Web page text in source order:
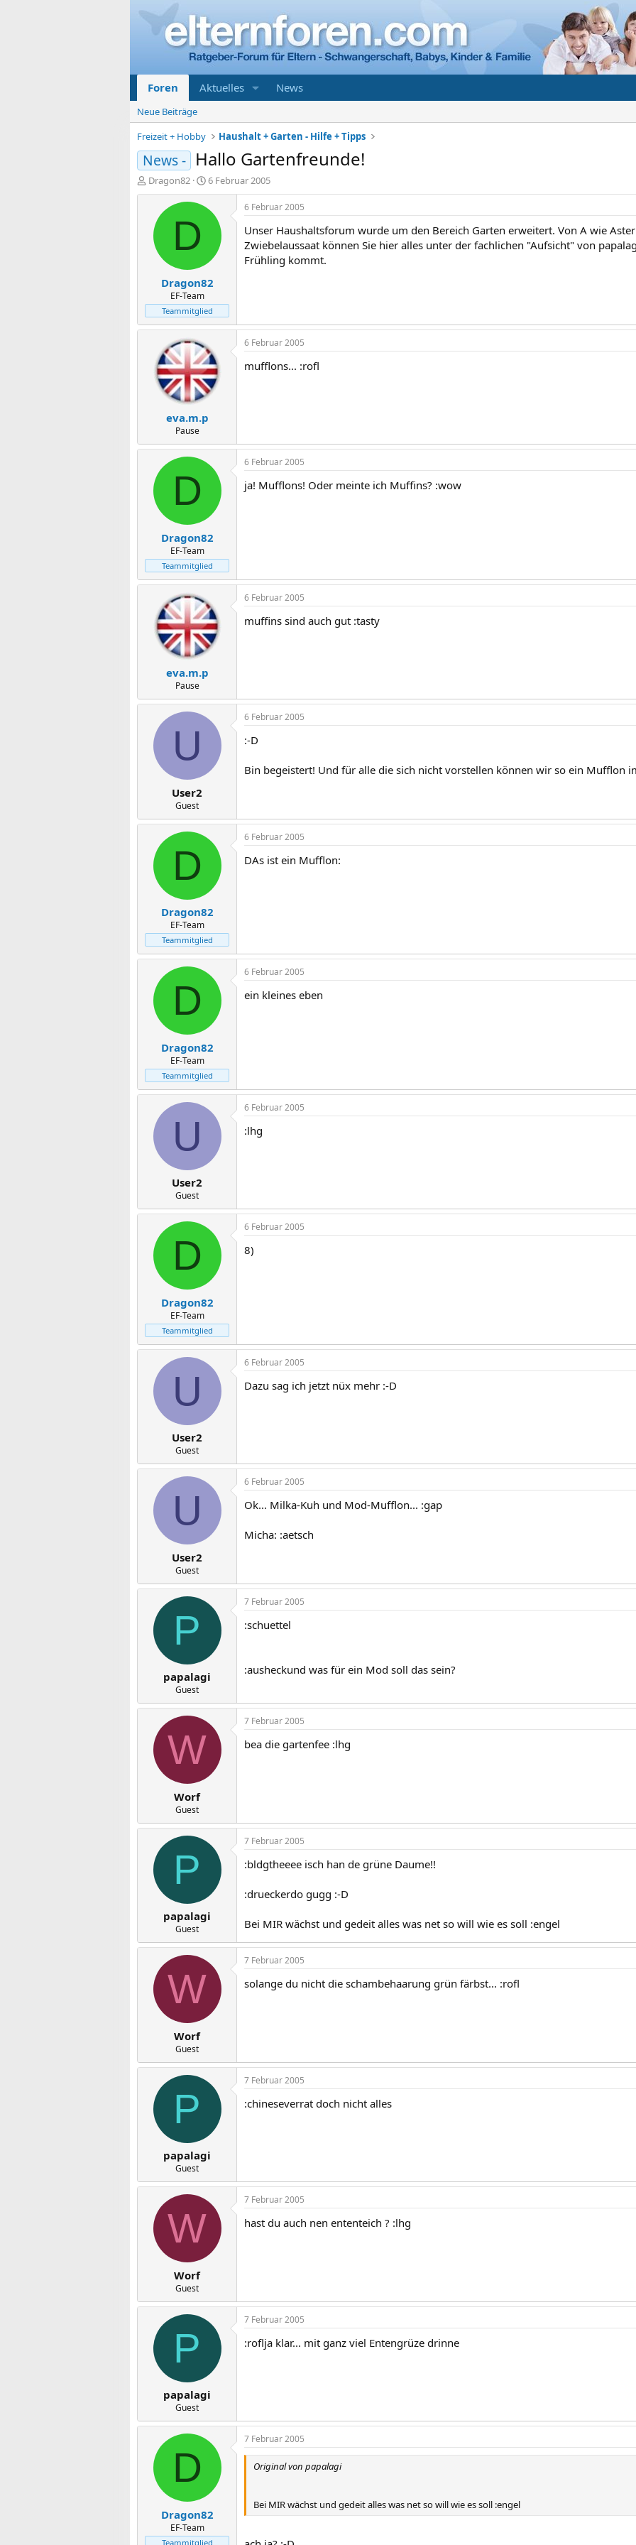
Foren Aktuelles News
Neue Beiträge
Freizeit + Hobby
Haushalt + Garten - Hilfe + Tipps
News - Hallo Gartenfreunde!
E
r
Dragon82
E
r
s
a
6 Februar 2005
D
Dragon82
EF-Team
Teammitglied
6 Februar 2005
Unser Haushaltsforum wurde um den Bereich Garten erweitert. Von A wie
Zwiebelaussaat können Sie hier alles unter der fachlichen "Aufsicht" von
Frühling kommt.
eva.m.p
Pause
6 Februar 2005
mufflons... :rofl
D
Dragon82
EF-Team
Teammitglied
6 Februar 2005
ja! Mufflons! Oder meinte ich Muffins? :wow
eva.m.p
Pause
6 Februar 2005
muffins sind auch gut :tasty
U
User2
Guest
6 Februar 2005
:-D
Bin begeistert! Und für alle die sich nicht vorstellen können wir so ein Mufflon
D
Dragon82
EF-Team
Teammitglied
6 Februar 2005
DAs ist ein Mufflon:
D
Dragon82
EF-Team
Teammitglied
6 Februar 2005
ein kleines eben
U
User2
Guest
6 Februar 2005
:lhg
D
Dragon82
EF-Team
Teammitglied
6 Februar 2005
8)
U
User2
Guest
6 Februar 2005
Dazu sag ich jetzt nüx mehr :-D
U
User2
Guest
6 Februar 2005
Ok... Milka-Kuh und Mod-Mufflon... :gap
Micha: :aetsch
P
papalagi
Guest
7 Februar 2005
:schuettel
:ausheckund was für ein Mod soll das sein?
W
Worf
Guest
7 Februar 2005
bea die gartenfee :lhg
P
papalagi
Guest
7 Februar 2005
:bldgtheeee isch han de grüne Daume!!
:drueckerdo gugg :-D
Bei MIR wächst und gedeit alles was net so will wie es soll :engel
W
Worf
Guest
7 Februar 2005
solange du nicht die schambehaarung grün färbst... :rofl
P
papalagi
Guest
7 Februar 2005
:chineseverrat doch nicht alles
W
Worf
Guest
7 Februar 2005
hast du auch nen ententeich ? :lhg
P
papalagi
Guest
7 Februar 2005
:roflja klar... mit ganz viel Entengrüze drinne
D
Dragon82
EF-Team
Teammitglied
7 Februar 2005
Original von papalagi
Bei MIR wächst und gedeit alles was net so will wie es soll :engel